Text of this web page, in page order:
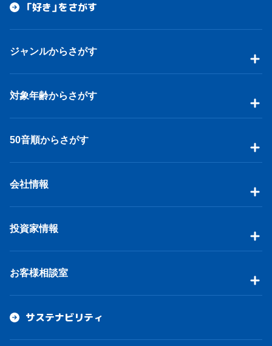
「好き」をさがす
ジャンルからさがす
対象年齢からさがす
50音順からさがす
会社情報
投資家情報
お客様相談室
サステナビリティ